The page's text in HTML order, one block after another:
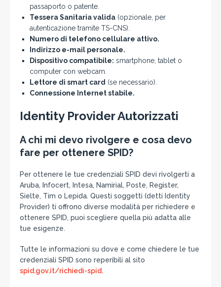
passaporto o patente.
Tessera Sanitaria valida (opzionale, per
autenticazione tramite TS-CNS).
Numero di telefono cellulare attivo.
Indirizzo e-mail personale.
Dispositivo compatibile: smartphone, tablet o
computer con webcam.
Lettore di smart card (se necessario).
Connessione Internet stabile.
Identity Provider Autorizzati
A chi mi devo rivolgere e cosa devo
fare per ottenere SPID?
Per ottenere le tue credenziali SPID devi rivolgerti a
Aruba, Infocert, Intesa, Namirial, Poste, Register,
Sielte, Tim o Lepida. Questi soggetti (detti Identity
Provider) ti offrono diverse modalità per richiedere e
ottenere SPID, puoi scegliere quella più adatta alle
tue esigenze.
Tutte le informazioni su dove e come chiedere le tue
credenziali SPID sono reperibili al sito
spid.gov.it/richiedi-spid.